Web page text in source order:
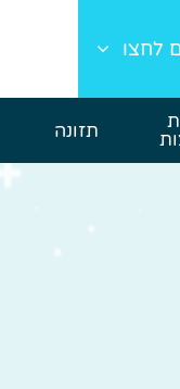
לחצו
תזונה